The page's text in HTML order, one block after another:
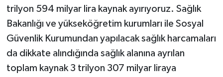
trilyon 594 milyar lira kaynak ayırıyoruz. Sağlık
Bakanlığı ve yükseköğretim kurumları ile Sosyal
Güvenlik Kurumundan yapılacak sağlık harcamaları
da dikkate alındığında sağlık alanına ayrılan
toplam kaynak 3 trilyon 307 milyar liraya